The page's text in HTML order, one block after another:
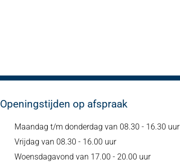
Openingstijden op afspraak
Maandag t/m donderdag van 08.30 - 16.30 uur
Vrijdag van 08.30 - 16.00 uur
Woensdagavond van 17.00 - 20.00 uur